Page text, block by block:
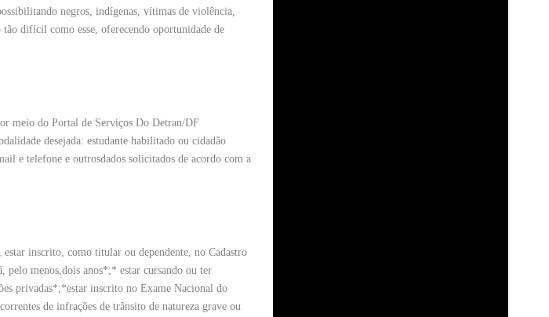
negros, indígenas, vítimas de violência,
tão difícil como esse, oferecendo oportunidade de
meio do Portal de Serviços Do Detran/DF
desejada: estudante habilitado ou cidadão
e telefone e outrosdados solicitados de acordo com a
inscrito, como titular ou dependente, no Cadastro
menos,dois anos*;* estar cursando ou ter
privadas*;*estar inscrito no Exame Nacional do
de infrações de trânsito de natureza grave ou